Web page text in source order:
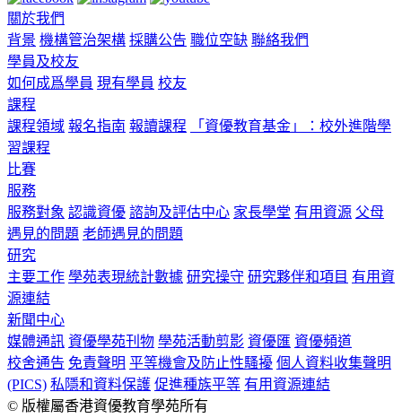
關於我們
背景 機構管治架構 採購公告 職位空缺 聯絡我們
學員及校友
如何成爲學員 現有學員 校友
課程
課程領域 報名指南 報讀課程
「資優教育基金」：校外進階學
習課程
比賽
服務
服務對象 認識資優 諮詢及評估中心 家長學堂 有用資源 父母
遇見的問題 老師遇見的問題
研究
主要工作 學苑表現統計數據 研究操守 研究夥伴和項目 有用資
源連結
新聞中心
媒體通訊 資優學苑刊物 學苑活動剪影 資優匯 資優頻道
校舍通告 免責聲明 平等機會及防止性騷擾 個人資料收集聲明
(PICS) 私隱和資料保護 促進種族平等 有用資源連結
© 版權屬香港資優教育學苑所有